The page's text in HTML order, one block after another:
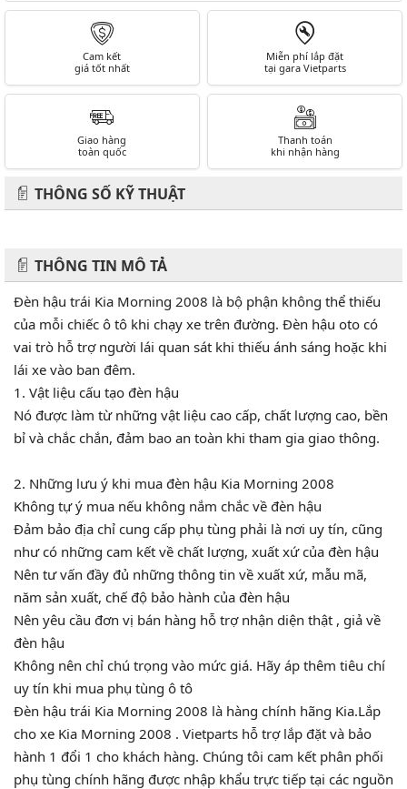
Cam kết
giá tốt nhất
Miễn phí lắp đặt
tại gara Vietparts
Giao hàng
toàn quốc
Thanh toán
khi nhận hàng
THÔNG SỐ KỸ THUẬT
THÔNG TIN MÔ TẢ
Đèn hậu trái Kia Morning 2008 là bộ phận không thể thiếu
của mỗi chiếc ô tô khi chạy xe trên đường. Đèn hậu oto có
vai trò hỗ trợ người lái quan sát khi thiếu ánh sáng hoặc khi
lái xe vào ban đêm.
1. Vật liệu cấu tạo đèn hậu
Nó được làm từ những vật liệu cao cấp, chất lượng cao, bền
bỉ và chắc chắn, đảm bao an toàn khi tham gia giao thông.
2. Những lưu ý khi mua đèn hậu Kia Morning 2008
Không tự ý mua nếu không nắm chắc về đèn hậu
Đảm bảo địa chỉ cung cấp phụ tùng phải là nơi uy tín, cũng
như có những cam kết về chất lượng, xuất xứ của đèn hậu
Nên tư vấn đầy đủ những thông tin về xuất xứ, mẫu mã,
năm sản xuất, chế độ bảo hành của đèn hậu
Nên yêu cầu đơn vị bán hàng hỗ trợ nhận diện thật , giả về
đèn hậu
Không nên chỉ chú trọng vào mức giá. Hãy áp thêm tiêu chí
uy tín khi mua phụ tùng ô tô
Đèn hậu trái Kia Morning 2008 là hàng chính hãng Kia.Lắp
cho xe Kia Morning 2008 . Vietparts hỗ trợ lắp đặt và bảo
hành 1 đổi 1 cho khách hàng. Chúng tôi cam kết phân phối
phụ tùng chính hãng được nhập khẩu trực tiếp tại các nguồn